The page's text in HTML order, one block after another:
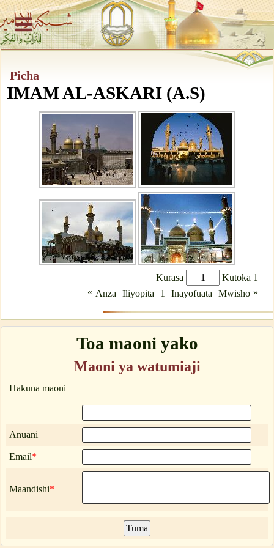
Picha
IMAM AL-ASKARI (A.S)
Kurasa
Kutoka 1
« Anza Iliyopita 1 Inayofuata Mwisho »
Toa maoni yako
Maoni ya watumiaji
Hakuna maoni
Anuani
Email*
Maandishi*